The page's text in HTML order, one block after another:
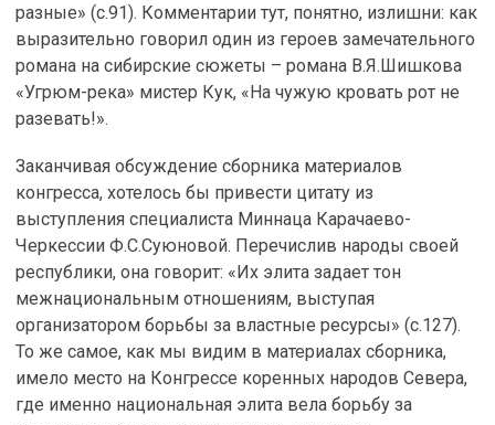
разные» (с.91). Комментарии тут, понятно, излишни: как
выразительно говорил один из героев замечательного
романа на сибирские сюжеты – романа В.Я.Шишкова
«Угрюм-река» мистер Кук, «На чужую кровать рот не
разевать!».
Заканчивая обсуждение сборника материалов
конгресса, хотелось бы привести цитату из
выступления специалиста Миннаца Карачаево-
Черкессии Ф.С.Суюновой. Перечислив народы своей
республики, она говорит: «Их элита задает тон
межнациональным отношениям, выступая
организатором борьбы за властные ресурсы» (с.127).
То же самое, как мы видим в материалах сборника,
имело место на Конгрессе коренных народов Севера,
где именно национальная элита вела борьбу за